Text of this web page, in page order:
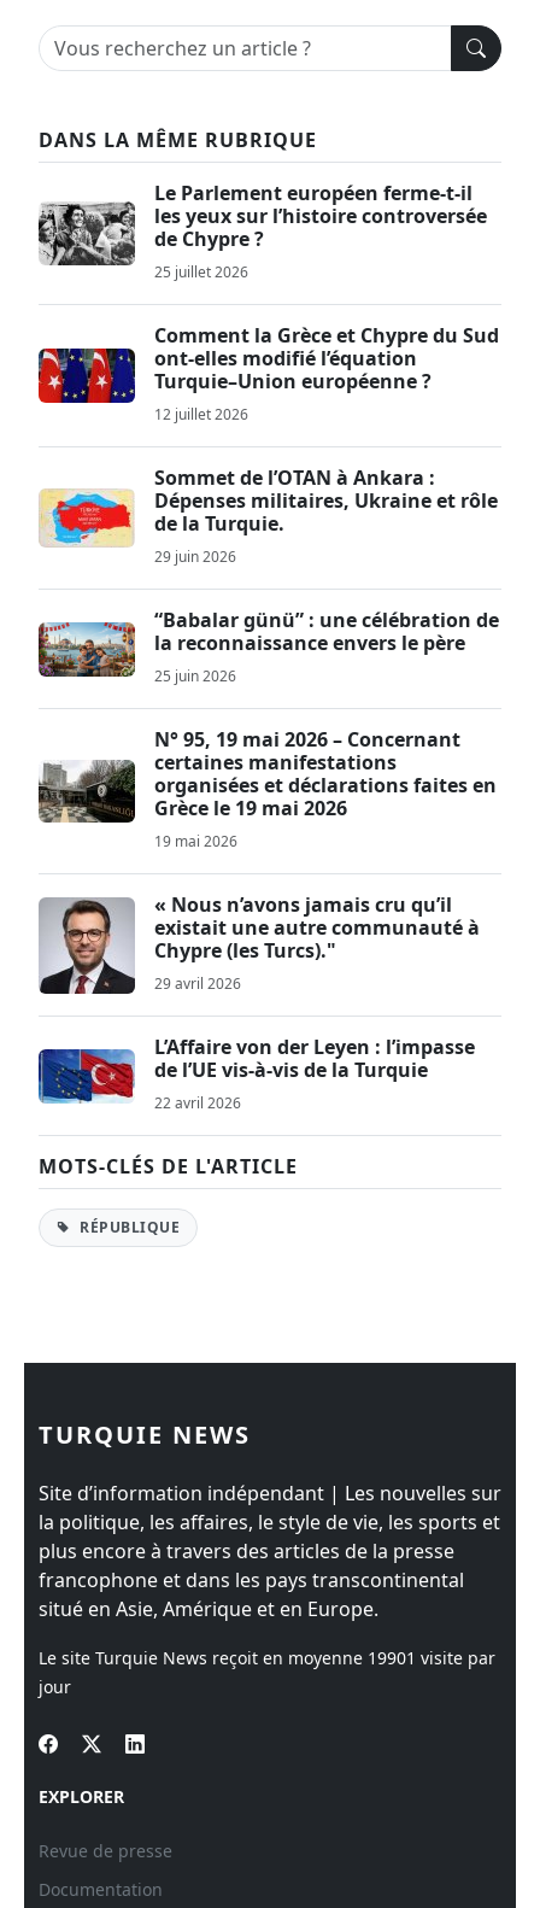
DANS LA MÊME RUBRIQUE
Le Parlement européen ferme-t-il
les yeux sur l’histoire controversée
de Chypre ?
25 juillet 2026
Comment la Grèce et Chypre du Sud
ont-elles modifié l’équation
Turquie–Union européenne ?
12 juillet 2026
Sommet de l’OTAN à Ankara :
Dépenses militaires, Ukraine et rôle
de la Turquie.
29 juin 2026
“Babalar günü” : une célébration de
la reconnaissance envers le père
25 juin 2026
N° 95, 19 mai 2026 – Concernant
certaines manifestations
organisées et déclarations faites en
Grèce le 19 mai 2026
19 mai 2026
« Nous n’avons jamais cru qu’il
existait une autre communauté à
Chypre (les Turcs)."
29 avril 2026
L’Affaire von der Leyen : l’impasse
de l’UE vis-à-vis de la Turquie
22 avril 2026
MOTS-CLÉS DE L'ARTICLE
RÉPUBLIQUE
TURQUIE NEWS
Site d’information indépendant | Les nouvelles sur
la politique, les affaires, le style de vie, les sports et
plus encore à travers des articles de la presse
francophone et dans les pays transcontinental
situé en Asie, Amérique et en Europe.
Le site Turquie News reçoit en moyenne 19901 visite par
jour
EXPLORER
Revue de presse
Documentation